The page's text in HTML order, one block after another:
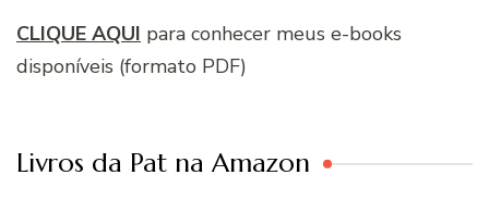
CLIQUE AQUI para conhecer meus e-books
disponíveis (formato PDF)
Livros da Pat na Amazon